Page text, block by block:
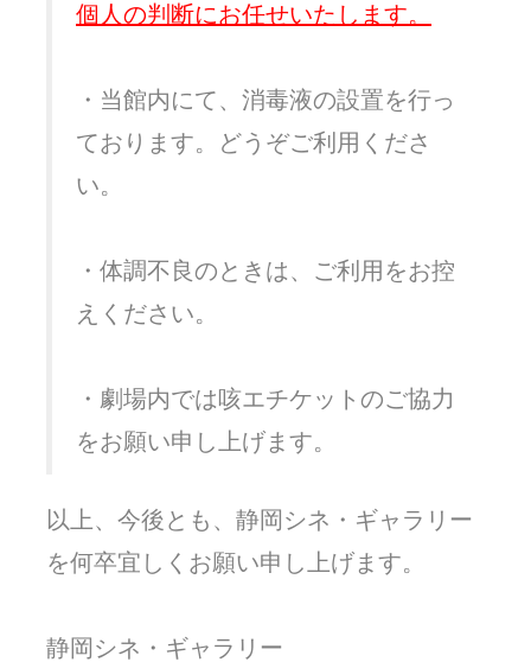
個人の判断にお任せいたします。
・当館内にて、消毒液の設置を行っ
ております。どうぞご利用くださ
い。
・体調不良のときは、ご利用をお控
えください。
・劇場内では咳エチケットのご協力
をお願い申し上げます。
以上、今後とも、静岡シネ・ギャラリー
を何卒宜しくお願い申し上げます。
静岡シネ・ギャラリー